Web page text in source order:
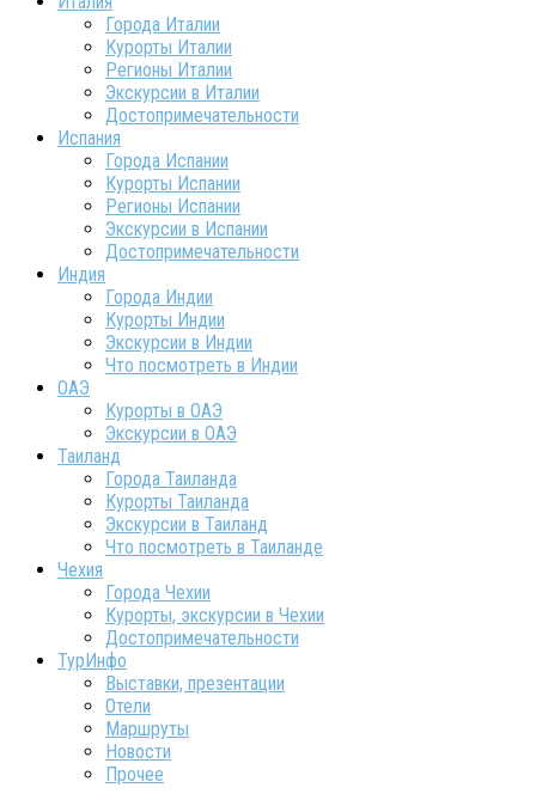
Города Италии
Курорты Италии
Регионы Италии
Экскурсии в Италии
Достопримечательности
Испания
Города Испании
Курорты Испании
Регионы Испании
Экскурсии в Испании
Достопримечательности
Индия
Города Индии
Курорты Индии
Экскурсии в Индии
Что посмотреть в Индии
ОАЭ
Курорты в ОАЭ
Экскурсии в ОАЭ
Таиланд
Города Таиланда
Курорты Таиланда
Экскурсии в Таиланд
Что посмотреть в Таиланде
Чехия
Города Чехии
Курорты, экскурсии в Чехии
Достопримечательности
ТурИнфо
Выставки, презентации
Отели
Маршруты
Новости
Прочее